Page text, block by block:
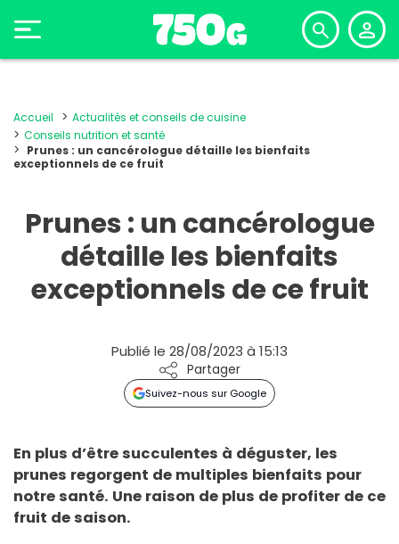
Accueil
Actualités et conseils de cuisine
Conseils nutrition et santé
Prunes : un cancérologue détaille les bienfaits
exceptionnels de ce fruit
Prunes : un cancérologue
détaille les bienfaits
exceptionnels de ce fruit
Publié le 28/08/2023 à 15:13
Partager
Suivez-nous sur Google
En plus d’être succulentes à déguster, les
prunes regorgent de multiples bienfaits pour
notre santé. Une raison de plus de profiter de ce
fruit de saison.